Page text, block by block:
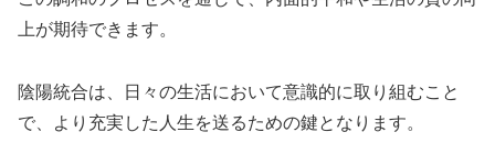
上が期待できます。
陰陽統合は、日々の生活において意識的に取り組むこと
で、より充実した人生を送るための鍵となります。